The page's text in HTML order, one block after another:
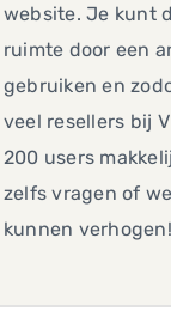
website. Je kunt
ruimte door een
gebruiken en
veel resellers bij
200 users
zelfs vragen of
kunnen verhogen!